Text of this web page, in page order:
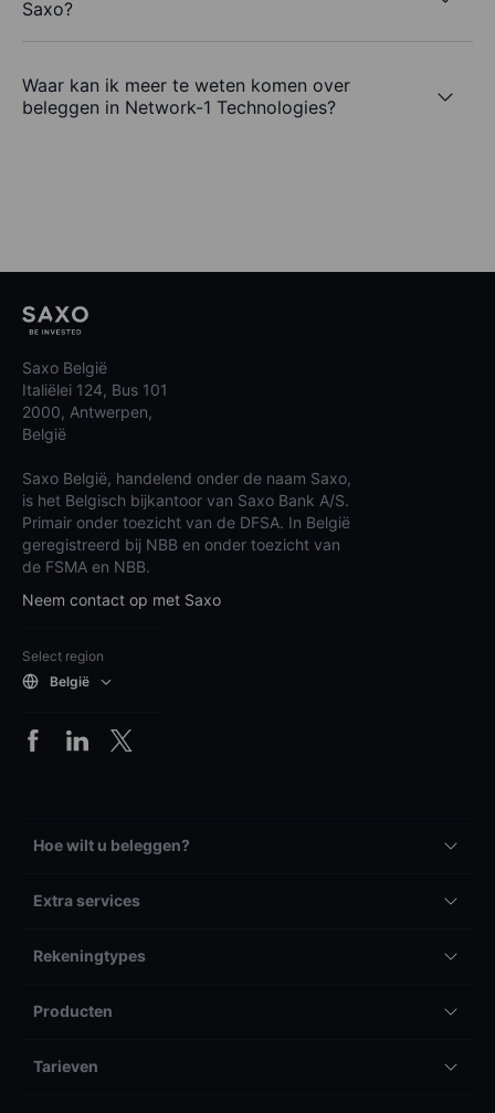
Saxo?
Waar kan ik meer te weten komen over
beleggen in Network-1 Technologies?
Saxo België
Italiëlei 124, Bus 101
2000, Antwerpen,
België
Saxo België, handelend onder de naam Saxo,
is het Belgisch bijkantoor van Saxo Bank A/S.
Primair onder toezicht van de DFSA. In België
geregistreerd bij NBB en onder toezicht van
de FSMA en NBB.
Neem contact op met Saxo
Select region
België
Hoe wilt u beleggen?
Extra services
Rekeningtypes
Producten
Tarieven